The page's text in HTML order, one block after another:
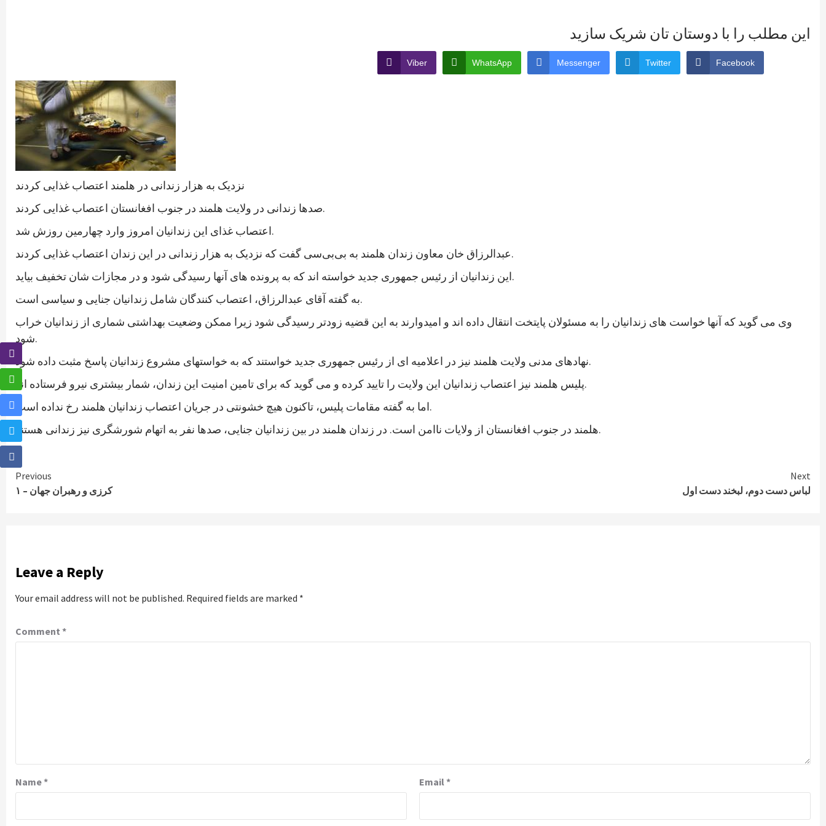
این مطلب را با دوستان تان شریک سازید
Viber WhatsApp Messenger Twitter Facebook
نزدیک به هزار زندانی در هلمند اعتصاب غذایی کردند
صدها زندانی در ولایت هلمند در جنوب افغانستان اعتصاب غذایی کردند.
اعتصاب غذای این زندانیان امروز وارد چهارمین روزش شد.
عبدالرزاق خان معاون زندان هلمند به بی‌بی‌سی گفت که نزدیک به هزار زندانی در این زندان اعتصاب غذایی کردند.
این زندانیان از رئیس جمهوری جدید خواسته اند که به پرونده های آنها رسیدگی شود و در مجازات شان تخفیف بیاید.
به گفته آقای عبدالرزاق، اعتصاب کنندگان شامل زندانیان جنایی و سیاسی است.
وی می گوید که آنها خواست های زندانیان را به مسئولان پایتخت انتقال داده اند و امیدوارند به این قضیه زودتر رسیدگی شود زیرا ممکن وضعیت بهداشتی شماری از زندانیان خراب
شود.
نهادهای مدنی ولایت هلمند نیز در اعلامیه ای از رئیس جمهوری جدید خواستند که به خواستهای مشروع زندانیان پاسخ مثبت داده شود.
پلیس هلمند نیز اعتصاب زندانیان این ولایت را تایید کرده و می گوید که برای تامین امنیت این زندان، شمار بیشتری نیرو فرستاده اند.
اما به گفته مقامات پلیس، تاکنون هیچ خشونتی در جریان اعتصاب زندانیان هلمند رخ نداده است.
هلمند در جنوب افغانستان از ولایات ناامن است. در زندان هلمند در بین زندانیان جنایی، صدها نفر به اتهام شورشگری نیز زندانی هستند.
Continue
Reading
Previous
کرزی و رهبران جهان – ۱
Next
لباس دست دوم، لبخند دست اول
Leave a Reply
Your email address will not be published. Required fields are marked *
Comment *
Name* Email*